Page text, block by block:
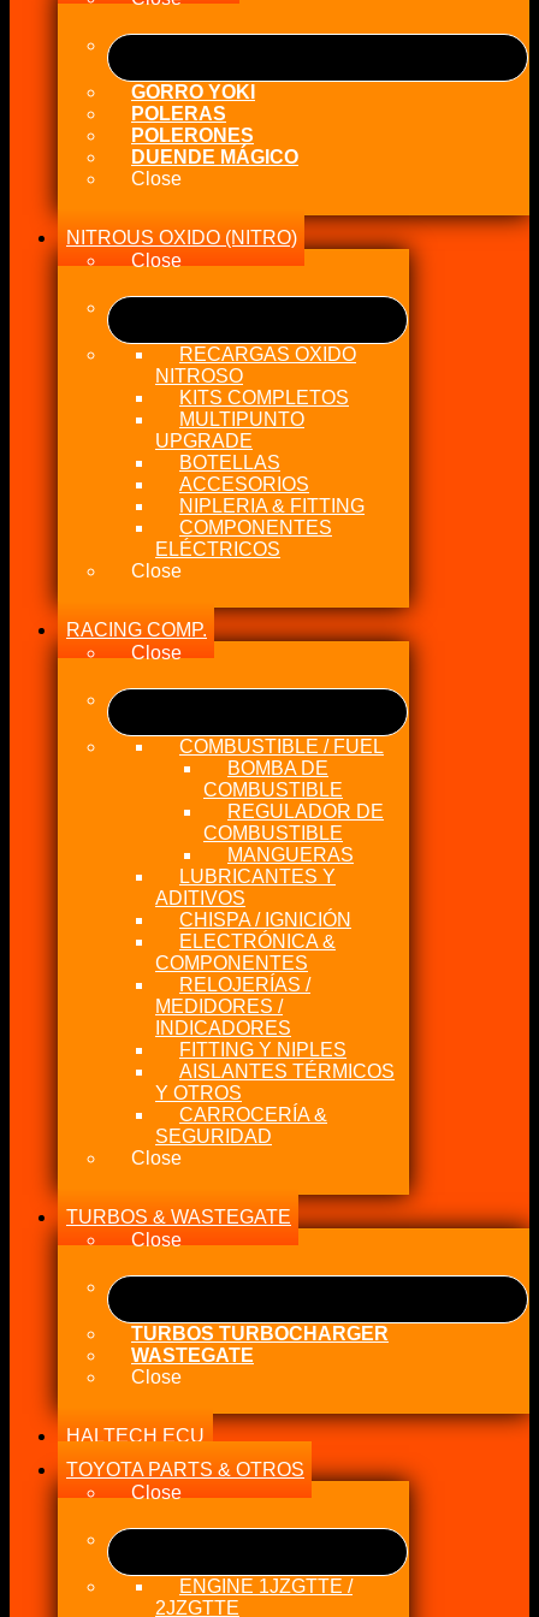
GORRO YOKI
POLERAS
POLERONES
DUENDE MÁGICO
Close
NITROUS OXIDO (NITRO)
Close
RECARGAS OXIDO
NITROSO
KITS COMPLETOS
MULTIPUNTO
UPGRADE
BOTELLAS
ACCESORIOS
NIPLERIA & FITTING
COMPONENTES
ELÉCTRICOS
Close
RACING COMP.
Close
COMBUSTIBLE / FUEL
BOMBA DE
COMBUSTIBLE
REGULADOR DE
COMBUSTIBLE
MANGUERAS
LUBRICANTES Y
ADITIVOS
CHISPA / IGNICIÓN
ELECTRÓNICA &
COMPONENTES
RELOJERÍAS /
MEDIDORES /
INDICADORES
FITTING Y NIPLES
AISLANTES TÉRMICOS
Y OTROS
CARROCERÍA &
SEGURIDAD
Close
TURBOS & WASTEGATE
Close
TURBOS TURBOCHARGER
WASTEGATE
Close
HALTECH ECU
TOYOTA PARTS & OTROS
Close
ENGINE 1JZGTTE /
2JZGTTE